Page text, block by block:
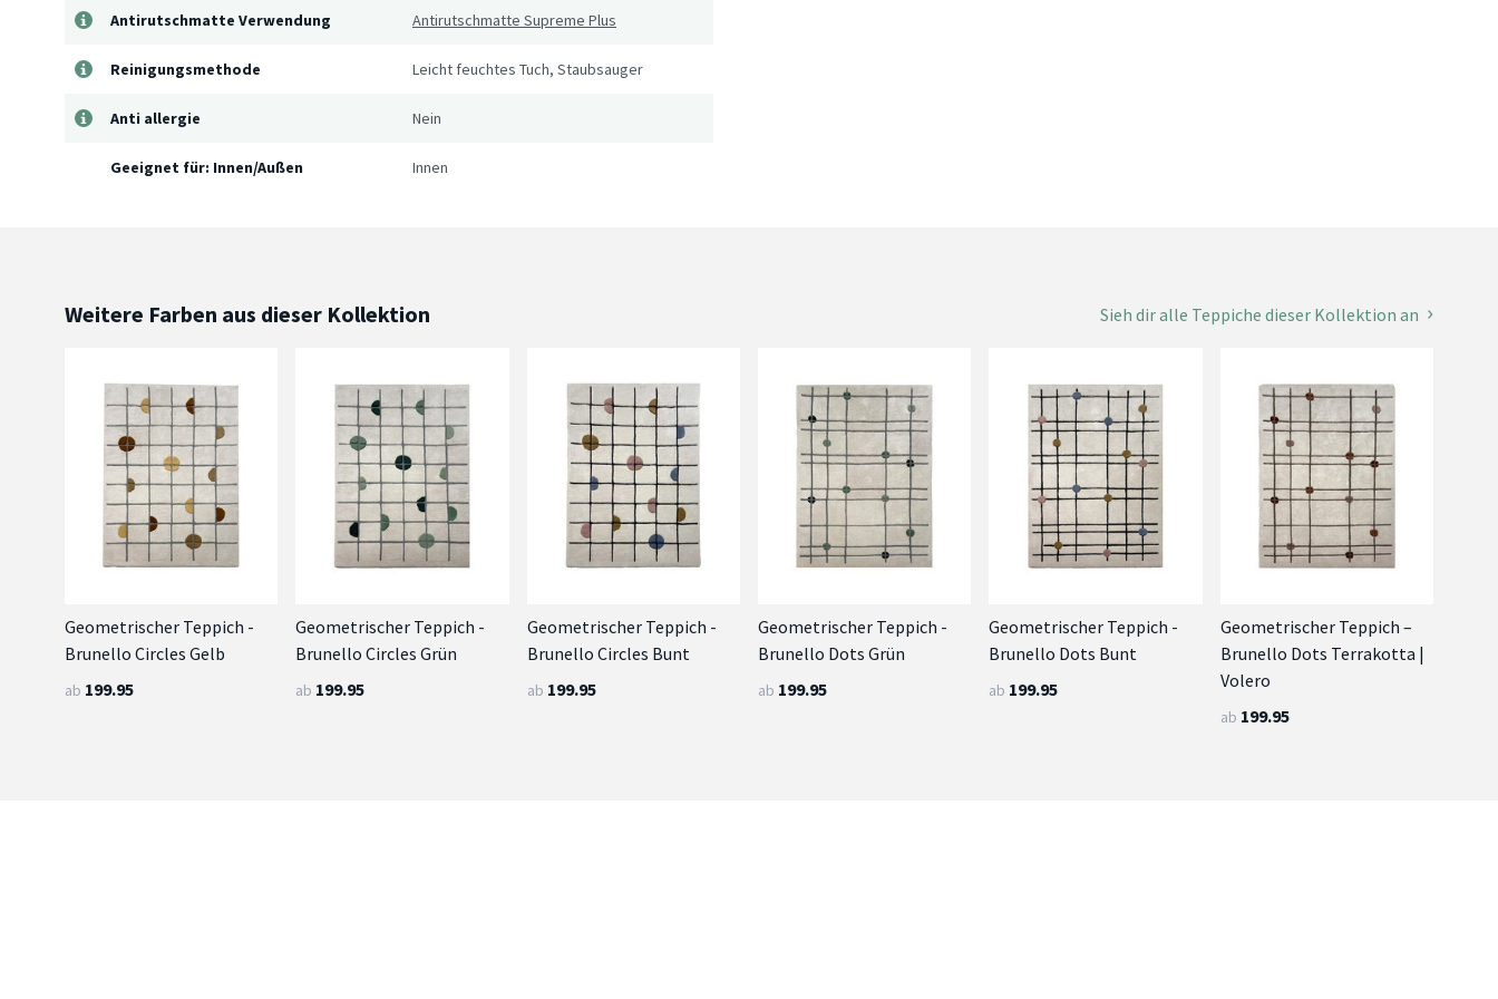
Antirutschmatte Verwendung Antirutschmatte Supreme Plus
Reinigungsmethode Leicht feuchtes Tuch, Staubsauger
Anti allergie Nein
Geeignet für: Innen/Außen Innen
Weitere Farben aus dieser Kollektion Sieh dir alle Teppiche dieser Kollektion an
Geometrischer Teppich -
Brunello Circles Gelb
ab 199.95
Geometrischer Teppich -
Brunello Circles Grün
ab 199.95
Geometrischer Teppich -
Brunello Circles Bunt
ab 199.95
Geometrischer Teppich -
Brunello Dots Grün
ab 199.95
Geometrischer Teppich -
Brunello Dots Bunt
ab 199.95
Geometrischer Teppich –
Brunello Dots Terrakotta |
Volero
ab 199.95